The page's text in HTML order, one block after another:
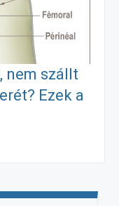
nem szállt
Ezek a